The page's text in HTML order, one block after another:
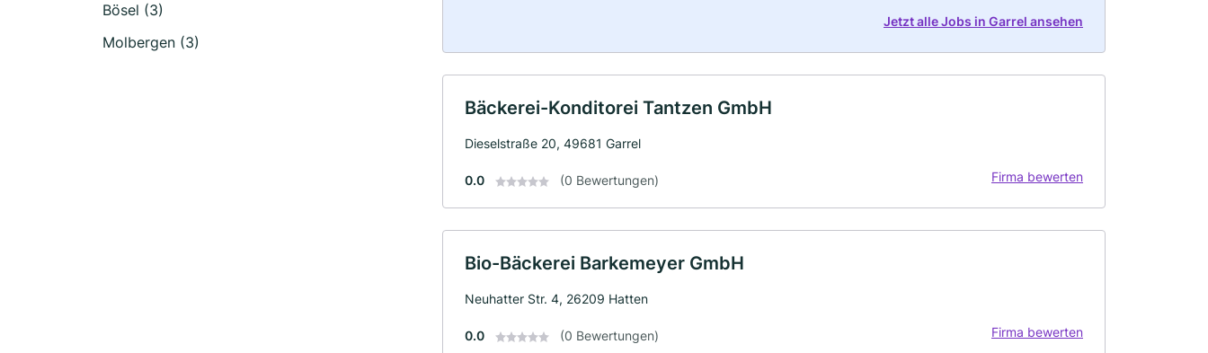
Bösel (3)
Molbergen (3)
Jetzt alle Jobs in Garrel ansehen
Bäckerei-Konditorei Tantzen GmbH
Dieselstraße 20, 49681 Garrel
0.0 (0 Bewertungen) Firma bewerten
Bio-Bäckerei Barkemeyer GmbH
Neuhatter Str. 4, 26209 Hatten
0.0 (0 Bewertungen) Firma bewerten